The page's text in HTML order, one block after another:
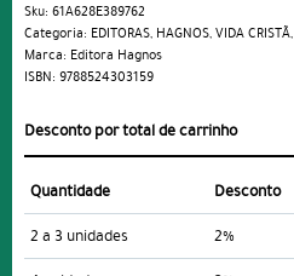
Sku: 61A628E389762
Categoria: EDITORAS, HAGNOS,VIDA CRISTÃ,
Marca: Editora Hagnos
ISBN: 9788524303159
Desconto por total de carrinho
Quantidade Desconto
2 a 3 unidades
2%